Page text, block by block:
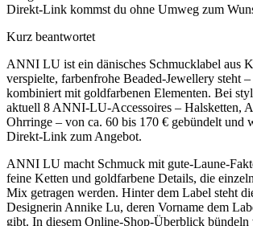
Direkt-Link kommst du ohne Umweg zum
Kurz beantwortet
ANNI LU ist ein dänisches Schmucklabel aus
verspielte, farbenfrohe Beaded-Jewellery steht –
kombiniert mit goldfarbenen Elementen. Bei
aktuell 8 ANNI-LU-Accessoires – Halsketten,
Ohrringe – von ca. 60 bis 170 € gebündelt und
Direkt-Link zum Angebot.
ANNI LU macht Schmuck mit gute-Laune-
feine Ketten und goldfarbene Details, die
Mix getragen werden. Hinter dem Label steht
Designerin Annike Lu, deren Vorname dem
gibt. In diesem Online-Shop-Überblick